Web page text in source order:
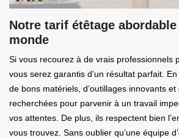
Notre tarif étêtage
monde
Si vous recourez à de vrais professionnels
vous serez garantis d’un résultat parfait.
de bons matériels, d’outillages innovants
recherchées pour parvenir à un travail
vos attentes. De plus, ils respectent bien
vous trouvez. Sans oublier qu’une équipe